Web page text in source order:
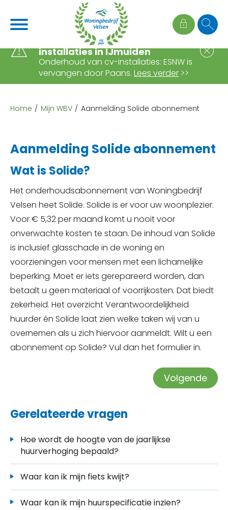
Naar hoofdinhoud
Naar hoofdnavigatiemenu
Naar zoeken
Naar de homepage
Ga naar Hoofd
Wijziging onderhoud cv-
installaties in IJmuiden
Onderhoud van cv-installaties: ESNW is
vervangen door Paans. Lees verder >>
Home Mijn WBV Aanmelding Solide abonnement
Aanmelding Solide abonnement
Wat is Solide?
Het onderhoudsabonnement van Woningbedrijf
Velsen heet Solide. Solide is er voor uw woonplezier.
Voor € 5,32 per maand komt u nooit voor
onverwachte kosten te staan. De inhoud van Solide
is inclusief glasschade in de woning en
voorzieningen voor mensen met een lichamelijke
beperking. Moet er iets gerepareerd worden, dan
betaalt u geen materiaal of voorrijkosten. Dat biedt
zekerheid. Het overzicht Verantwoordelijkheid
huurder én Solide laat zien welke taken wij van u
overnemen als u zich hiervoor aanmeldt. Wilt u een
abonnement op Solide? Vul dan het formulier in.
Volgende
Gerelateerde vragen
Hoe wordt de hoogte van de jaarlijkse
huurverhoging bepaald?
Waar kan ik mijn fiets kwijt?
Waar kan ik mijn huurspecificatie inzien?